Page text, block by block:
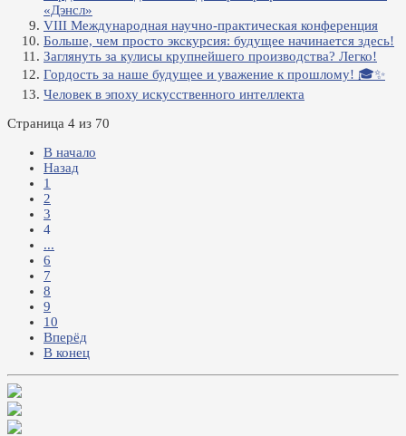
«Дэнсл»
VIII Международная научно-практическая конференция
Больше, чем просто экскурсия: будущее начинается здесь!
Заглянуть за кулисы крупнейшего производства? Легко!
Гордость за наше будущее и уважение к прошлому! 🎓✨
Человек в эпоху искусственного интеллекта
Страница 4 из 70
В начало
Назад
1
2
3
4
...
6
7
8
9
10
Вперёд
В конец